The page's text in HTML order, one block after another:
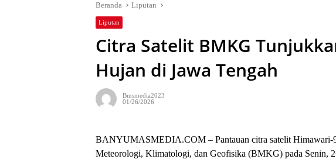
Beranda Liputan
Liputan
Citra Satelit BMKG
Hujan di Jawa Tengah
Bmsmedia2023
01/26/2026
BANYUMASMEDIA.COM – Pantauan citra satelit Himawari-
Meteorologi, Klimatologi, dan Geofisika (BMKG) pada Senin,